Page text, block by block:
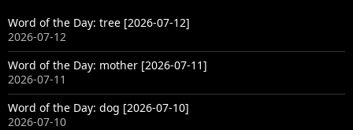
Word of the Day: tree [2026-07-12]
2026-07-12
Word of the Day: mother [2026-07-11]
2026-07-11
Word of the Day: dog [2026-07-10]
2026-07-10